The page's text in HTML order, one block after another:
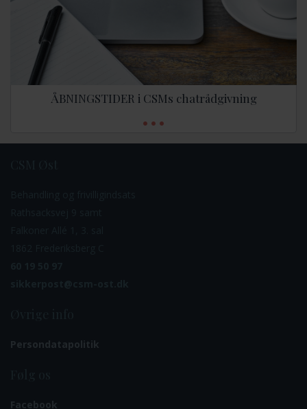
ÅBNINGSTIDER i CSMs chatrådgivning
Persondatapolitik
Facebook